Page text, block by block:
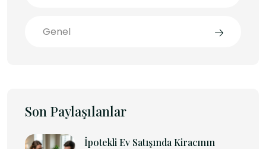
Genel
Son Paylaşılanlar
İpotekli Ev Satışında Kiracının